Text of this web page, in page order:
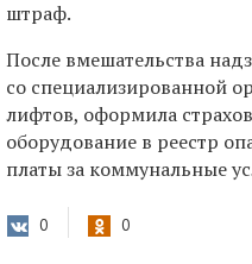
штраф.
После вмешательства
со специализированной
лифтов, оформила
оборудование в реестр
платы за коммунальные
0 0